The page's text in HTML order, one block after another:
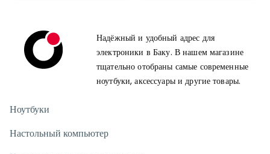
Надёжный и удобный адрес для
электроники в Баку. В нашем магазине
тщательно отобраны самые современные
ноутбуки, аксессуары и другие товары.
Ноутбуки
Настольный компьютер